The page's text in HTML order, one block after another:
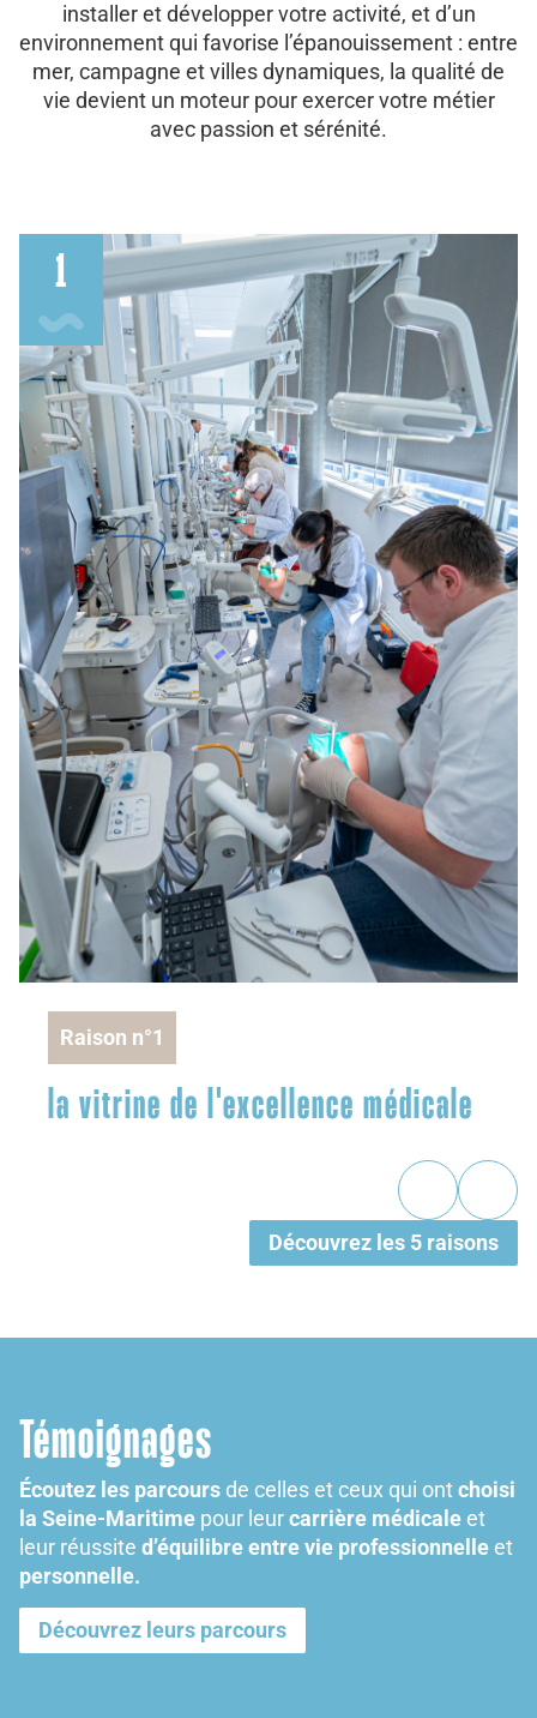
installer et développer votre activité, et d’un
environnement qui favorise l’épanouissement : entre
mer, campagne et villes dynamiques, la qualité de
vie devient un moteur pour exercer votre métier
avec passion et sérénité.
1
Raison n°1
la vitrine de l'excellence médicale
Découvrez les 5 raisons
Témoignages
Écoutez les parcours de celles et ceux qui ontchoisi
la Seine-Maritime pour leurcarrière médicaleet
leur réussite d’équilibre entre vie professionnelleet
personnelle.
Découvrez leurs parcours